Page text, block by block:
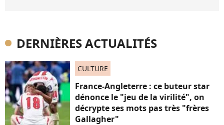
DERNIÈRES ACTUALITÉS
CULTURE
France-Angleterre : ce buteur star
dénonce le "jeu de la virilité", on
décrypte ses mots pas très "frères
Gallagher"